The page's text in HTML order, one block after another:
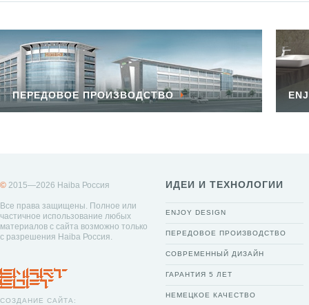
ПЕРЕДОВОЕ ПРОИЗВОДСТВО
© 2015—2026 Haiba Россия
Все права защищены. Полное или
частичное использование любых
материалов с сайта возможно только
с разрешения Haiba Россия.
СОЗДАНИЕ САЙТА:
ИДЕИ И ТЕХНОЛОГИИ
ENJOY DESIGN
ПЕРЕДОВОЕ ПРОИЗВОДСТВО
СОВРЕМЕННЫЙ ДИЗАЙН
ГАРАНТИЯ 5 ЛЕТ
НЕМЕЦКОЕ КАЧЕСТВО